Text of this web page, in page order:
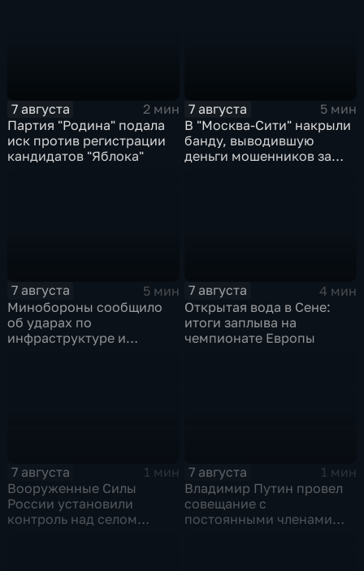
7 августа
2 мин
Партия "Родина" подала
иск против регистрации
кандидатов "Яблока"
7 августа
5 мин
В "Москва‑Сити" накрыли
банду, выводившую
деньги мошенников за
7 августа
5 мин
Минобороны сообщило
об ударах по
инфраструктуре и
7 августа
4 мин
Открытая вода в Сене:
итоги заплыва на
чемпионате Европы
7 августа
1 мин
Вооруженные Силы
России установили
контроль над селом
7 августа
1 мин
Владимир Путин провел
совещание с
постоянными членами